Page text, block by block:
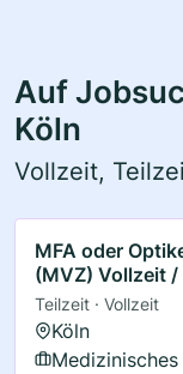
Auf
Köln
Vollzeit,
MFA oder
(MVZ) Vollzeit /
Teilzeit · Vollzeit
Köln